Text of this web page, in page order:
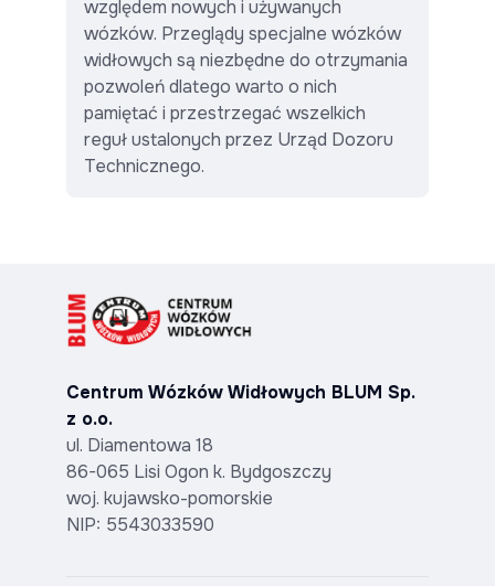
względem nowych i używanych
wózków. Przeglądy specjalne wózków
widłowych są niezbędne do otrzymania
pozwoleń dlatego warto o nich
pamiętać i przestrzegać wszelkich
reguł ustalonych przez Urząd Dozoru
Technicznego.
Centrum Wózków Widłowych BLUM Sp.
z o.o.
ul. Diamentowa 18
86-065 Lisi Ogon k. Bydgoszczy
woj. kujawsko-pomorskie
NIP: 5543033590